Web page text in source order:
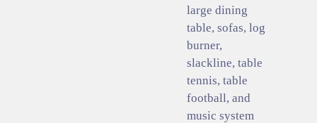
large dining
table, sofas, log
burner,
slackline, table
tennis, table
football, and
music system